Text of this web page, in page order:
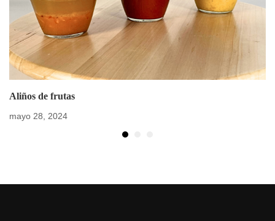
Aliños de frutas
mayo 28, 2024